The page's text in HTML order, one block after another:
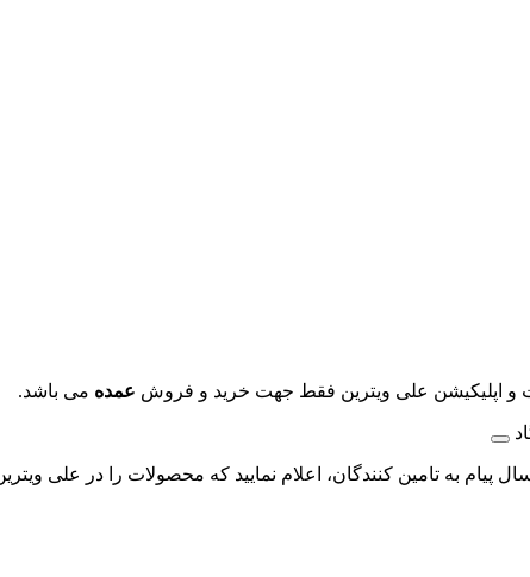
و اپلیکیشن علی ویترین فقط جهت خرید و فروش عمده می باشد.
پیام به تامین کنندگان، اعلام نمایید که محصولات را در علی